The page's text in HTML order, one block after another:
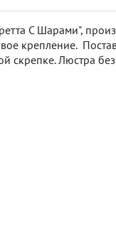
С Шарами",
крепление.
скрепке. Люстра